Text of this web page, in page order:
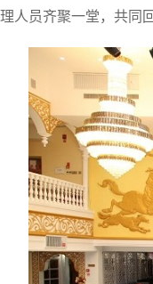
理人员齐聚一堂，共同